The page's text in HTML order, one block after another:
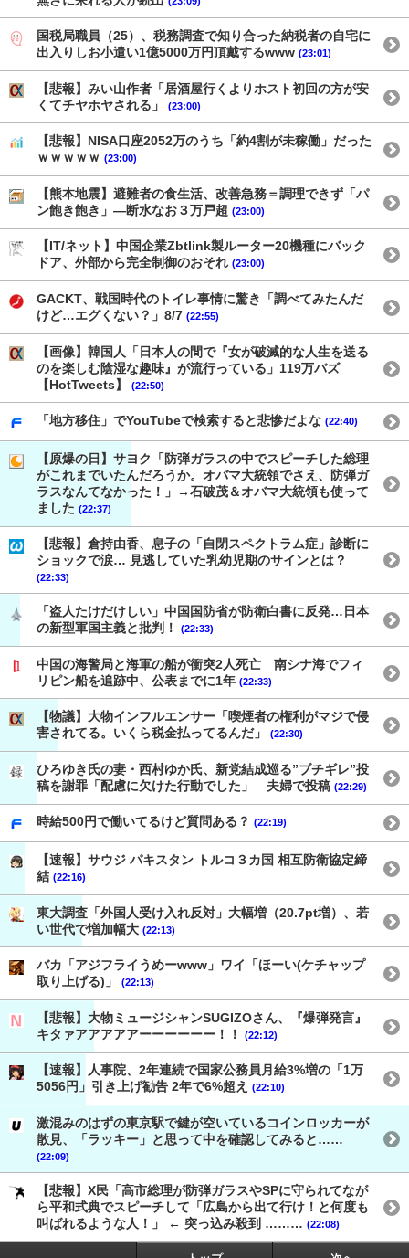
国税局職員（25）、税務調査で知り合った納税者の自宅に
出入りしお小遣い1億5000万円頂戴するwww (23:01)
【悲報】みい山作者「居酒屋行くよりホスト初回の方が安
くてチヤホヤされる」
(23:00)
【悲報】NISA口座2052万のうち「約4割が未稼働」だった
ｗｗｗｗｗ (23:00)
【熊本地震】避難者の食生活、改善急務＝調理できず「パ
ン飽き飽き」―断水なお３万戸超 (23:00)
【IT/ネット】中国企業Zbtlink製ルーター20機種にバック
ドア、外部から完全制御のおそれ (23:00)
GACKT、戦国時代のトイレ事情に驚き「調べてみたんだ
けど…エグくない？」8/7 (22:55)
【画像】韓国人「日本人の間で『女が破滅的な人生を送る
のを楽しむ陰湿な趣味』が流行っている」119万バズ
【HotTweets】
(22:50)
「地方移住」でYouTubeで検索すると悲惨だよな (22:40)
【原爆の日】サヨク「防弾ガラスの中でスピーチした総理
がこれまでいたんだろうか。オバマ大統領でさえ、防弾ガ
ラスなんてなかった！」→石破茂＆オバマ大統領も使って
ました (22:37)
【悲報】倉持由香、息子の「自閉スペクトラム症」診断に
ショックで涙… 見逃していた乳幼児期のサインとは？
(22:33)
「盗人たけだけしい」中国国防省が防衛白書に反発…日本
の新型軍国主義と批判！
(22:33)
中国の海警局と海軍の船が衝突2人死亡 南シナ海でフィ
リピン船を追跡中、公表までに1年 (22:33)
【物議】大物インフルエンサー「喫煙者の権利がマジで侵
害されてる。いくら税金払ってるんだ」
(22:30)
ひろゆき氏の妻・西村ゆか氏、新党結成巡る”ブチギレ”投
稿を謝罪「配慮に欠けた行動でした」 夫婦で投稿 (22:29)
時給500円で働いてるけど質問ある？ (22:19)
【速報】サウジ パキスタン トルコ３カ国 相互防衛協定締
結 (22:16)
東大調査「外国人受け入れ反対」大幅増（20.7pt増）、若
い世代で増加幅大 (22:13)
バカ「アジフライうめーwww」ワイ「ほーい(ケチャップ
取り上げる)」
(22:13)
【悲報】大物ミュージシャンSUGIZOさん、『爆弾発言』
キタァアアアアアーーーーーー！！
(22:12)
【速報】人事院、2年連続で国家公務員月給3%増の「1万
5056円」引き上げ勧告 2年で6%超え
(22:10)
激混みのはずの東京駅で鍵が空いているコインロッカーが
散見、「ラッキー」と思って中を確認してみると……
(22:09)
【悲報】X民「高市総理が防弾ガラスやSPに守られてなが
ら平和式典でスピーチして「広島から出て行け！と何度も
叫ばれるような人！」 ← 突っ込み殺到 ……… (22:08)